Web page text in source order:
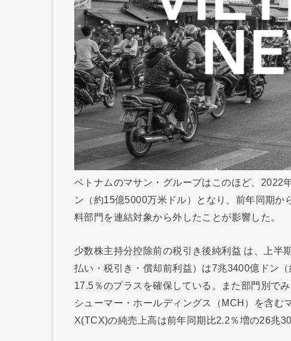
ベトナムのマサン・グループはこのほど、2022
ン（約15億5000万米ドル）となり、前年同期
料部門を連結対象から外したことが影響した。
少数株主持分控除前の税引き後純利益 は、上半
払い・税引き・償却前利益）は7兆3400億ドン
17.5％のプラスを確保している。また部門別で
シューマー・ホールディングス（MCH）を含む
X(TCX)の純売上高は前年同期比2.2％増の26兆